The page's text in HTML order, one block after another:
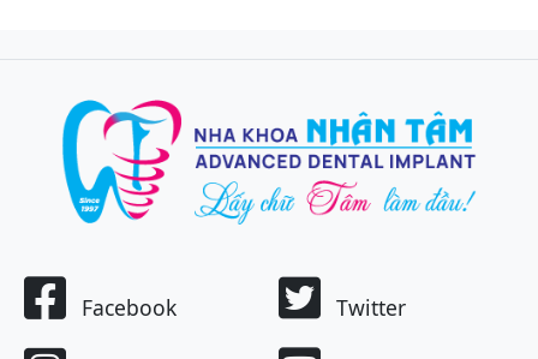
Facebook Twitter